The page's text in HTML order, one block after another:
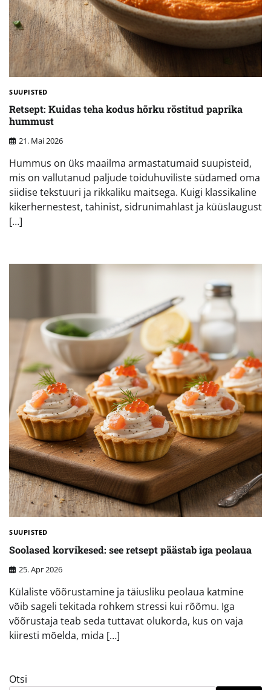
SUUPISTED
Retsept: Kuidas teha kodus hõrku röstitud paprika
hummust
21. Mai 2026
Hummus on üks maailma armastatumaid suupisteid,
mis on vallutanud paljude toiduhuviliste südamed oma
siidise tekstuuri ja rikkaliku maitsega. Kuigi klassikaline
kikerhernestest, tahinist, sidrunimahlast ja küüslaugust
[…]
SUUPISTED
Soolased korvikesed: see retsept päästab iga peolaua
25. Apr 2026
Külaliste võõrustamine ja täiusliku peolaua katmine
võib sageli tekitada rohkem stressi kui rõõmu. Iga
võõrustaja teab seda tuttavat olukorda, kus on vaja
kiiresti mõelda, mida […]
Otsi